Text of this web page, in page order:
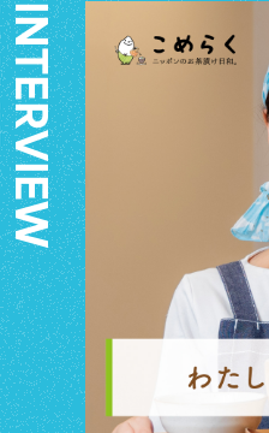
I
N
T
E
R
V
I
E
W